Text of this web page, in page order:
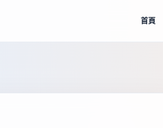
首頁